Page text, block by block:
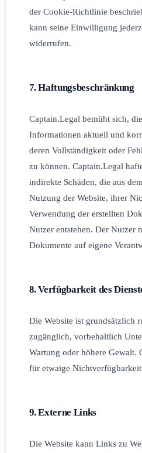
der Cookie-Richtlinie
kann seine Einwilligung
widerrufen.
7. Haftungsbeschränkung
Captain.Legal bemüht sich,
Informationen aktuell und
deren Vollständigkeit oder
zu können. Captain.Legal
indirekte Schäden, die aus
Nutzung der Website, ihrer
Verwendung der erstellten
Nutzer entstehen. Der Nutzer
Dokumente auf eigene
8. Verfügbarkeit des
Die Website ist grundsätzlich
zugänglich, vorbehaltlich
Wartung oder höhere Gewalt.
für etwaige
9. Externe Links
Die Website kann Links zu